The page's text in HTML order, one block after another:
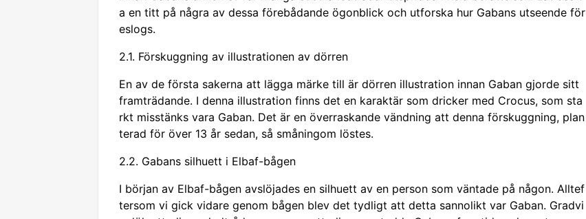
a en titt på några av dessa förebådande ögonblick och utforska hur Gabans utseende för
eslogs.
2.1. Förskuggning av illustrationen av dörren
En av de första sakerna att lägga märke till är dörren illustration innan Gaban gjorde sitt
framträdande. I denna illustration finns det en karaktär som dricker med Crocus, som sta
rkt misstänks vara Gaban. Det är en överraskande vändning att denna förskuggning, plan
terad för över 13 år sedan, så småningom löstes.
2.2. Gabans silhuett i Elbaf-bågen
I början av Elbaf-bågen avslöjades en silhuett av en person som väntade på någon. Alltef
tersom vi gick vidare genom bågen blev det tydligt att detta sannolikt var Gaban. Gradvi